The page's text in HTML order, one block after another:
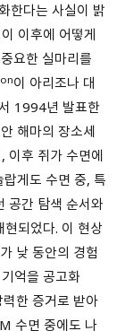
한다는 사실이 밝
이후에 어떻게
요한 실마리를
이 아리조나 대
1994년 발표한
해마의 장소세
이후 쥐가 수면에
게도 수면 중, 특
공간 탐색 순서와
되었다. 이 현상
낮 동안의 경험
억을 공고화
한 증거로 받아
수면 중에도 나